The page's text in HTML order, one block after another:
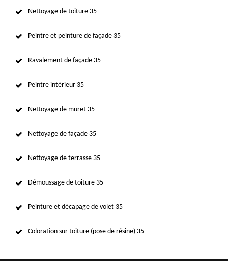
Nettoyage de toiture 35
Peintre et peinture de façade 35
Ravalement de façade 35
Peintre intérieur 35
Nettoyage de muret 35
Nettoyage de façade 35
Nettoyage de terrasse 35
Démoussage de toiture 35
Peinture et décapage de volet 35
Coloration sur toiture (pose de résine) 35